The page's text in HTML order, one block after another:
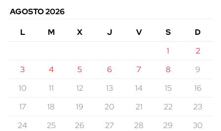
AGOSTO 2026
L
M X J V S
D
1
2
3
4 5 6 7 8
9
10
11 12 13 14 15
16
17
18 19 20 21 22
23
24
25 26 27 28 29
30